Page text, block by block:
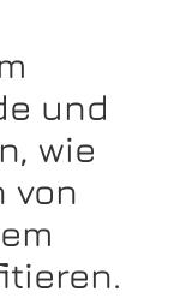
und
wie
von